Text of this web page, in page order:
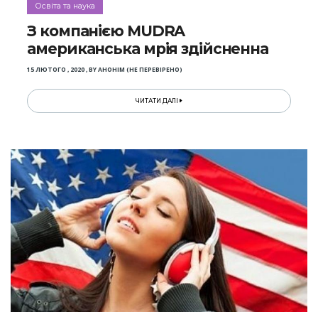
Освіта та наука
З компанією MUDRA
американська мрія здійсненна
15 ЛЮТОГО , 2020,BYАНОНІМ (НЕ ПЕРЕВІРЕНО)
ЧИТАТИ ДАЛІ